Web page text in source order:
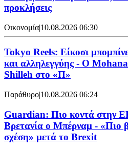
προκλήσεις
Οικονομία|10.08.2026 06:30
Tokyo Reels: Είκοσι
και αλληλεγγύης - Ο
Shilleh στο «Π»
Παράθυρο|10.08.2026 06:24
Guardian: Πιο κοντά στην
Βρετανία ο Μπέρναμ - «Πιο
σχέση» μετά το Brexit